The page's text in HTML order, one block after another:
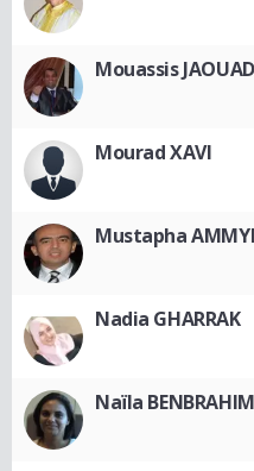
Mouassis JAOUAD
Mourad XAVI
Mustapha
Nadia GHARRAK
Naïla BENBRAHIM